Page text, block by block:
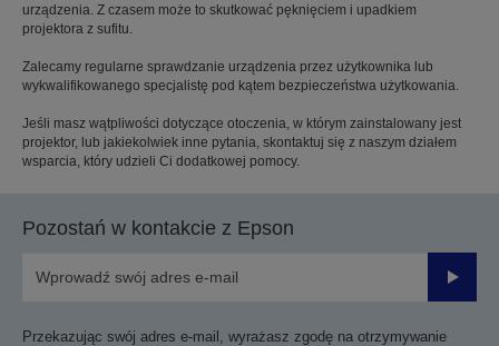
urządzenia. Z czasem może to skutkować pęknięciem i upadkiem
projektora z sufitu.
Zalecamy regularne sprawdzanie urządzenia przez użytkownika lub
wykwalifikowanego specjalistę pod kątem bezpieczeństwa użytkowania.
Jeśli masz wątpliwości dotyczące otoczenia, w którym zainstalowany jest
projektor, lub jakiekolwiek inne pytania, skontaktuj się z naszym działem
wsparcia, który udzieli Ci dodatkowej pomocy.
Pozostań w kontakcie z Epson
Przekazując swój adres e-mail, wyrażasz zgodę na otrzymywanie